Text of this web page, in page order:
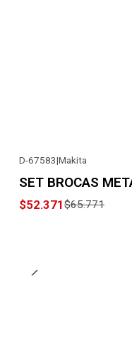
D-67583|Makita
SET BROCAS
$52.371$65.771